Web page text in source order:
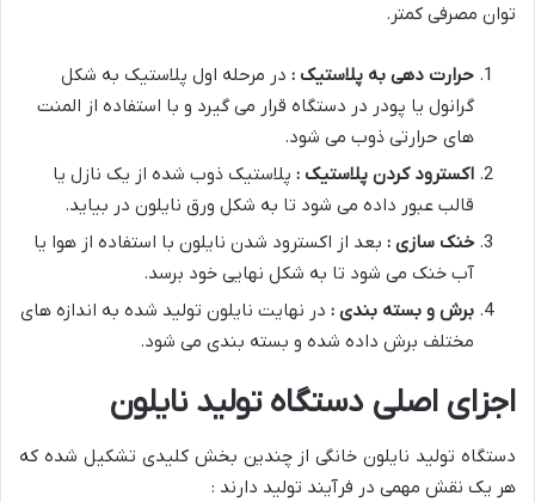
توان مصرفی کمتر.
حرارت دهی به پلاستیک : در مرحله اول پلاستیک به شکل
گرانول یا پودر در دستگاه قرار می گیرد و با استفاده از المنت
های حرارتی ذوب می شود.
اکسترود کردن پلاستیک : پلاستیک ذوب شده از یک نازل یا
قالب عبور داده می شود تا به شکل ورق نایلون در بیاید.
خنک سازی : بعد از اکسترود شدن نایلون با استفاده از هوا یا
آب خنک می شود تا به شکل نهایی خود برسد.
برش و بسته بندی : در نهایت نایلون تولید شده به اندازه های
مختلف برش داده شده و بسته بندی می شود.
اجزای اصلی دستگاه تولید نایلون
دستگاه تولید نایلون خانگی از چندین بخش کلیدی تشکیل شده که
هر یک نقش مهمی در فرآیند تولید دارند :